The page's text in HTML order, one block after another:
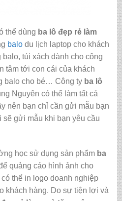
thể dùng ba lô đẹp rẻ làm
balodu lịch laptop cho khách
balo, túi xách dành cho công
tâm tới con cái của khách
balo cho bé… Công ty ba lô
Nguyên có thể làm tất cả
nên bạn chỉ cần gửi mẫu bạn
sẽ gửi mẫu khi bạn yêu cầu
học sử dụng sản phẩm ba
quảng cáo hình ảnh cho
thể in logo doanh nghiệp
khách hàng. Do sự tiện lợi và